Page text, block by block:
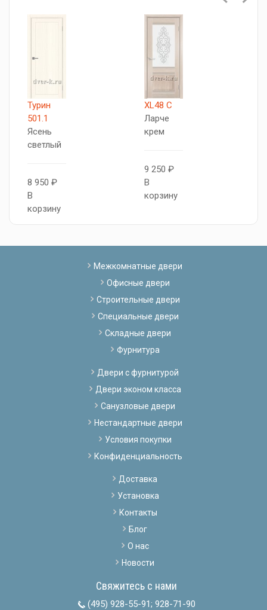
Турин
501.1
Ясень
светлый
8 950 ₽
В
корзину
XL48 C
Ларче
крем
9 250 ₽
В
корзину
Межкомнатные двери
Офисные двери
Строительные двери
Специальные двери
Складные двери
Фурнитура
Двери с фурнитурой
Двери эконом класса
Санузловые двери
Нестандартные двери
Условия покупки
Конфиденциальность
Доставка
Установка
Контакты
Блог
О нас
Новости
Свяжитесь с нами
(495) 928-55-91; 928-71-90